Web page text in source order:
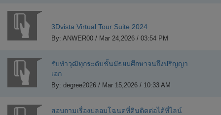
3Dvista Virtual Tour Suite 2024
By: ANWER00 / Mar 24,2026 / 03:54 PM
รับทำวุฒิทุกระดับชั้นมัธยมศึกษาจนถึงปริญญา
เอก
By: degree2026 / Mar 15,2026 / 10:33 AM
สอบถามเรื่องปลอมโฉนดที่ดินติดต่อได้ที่ไลน์